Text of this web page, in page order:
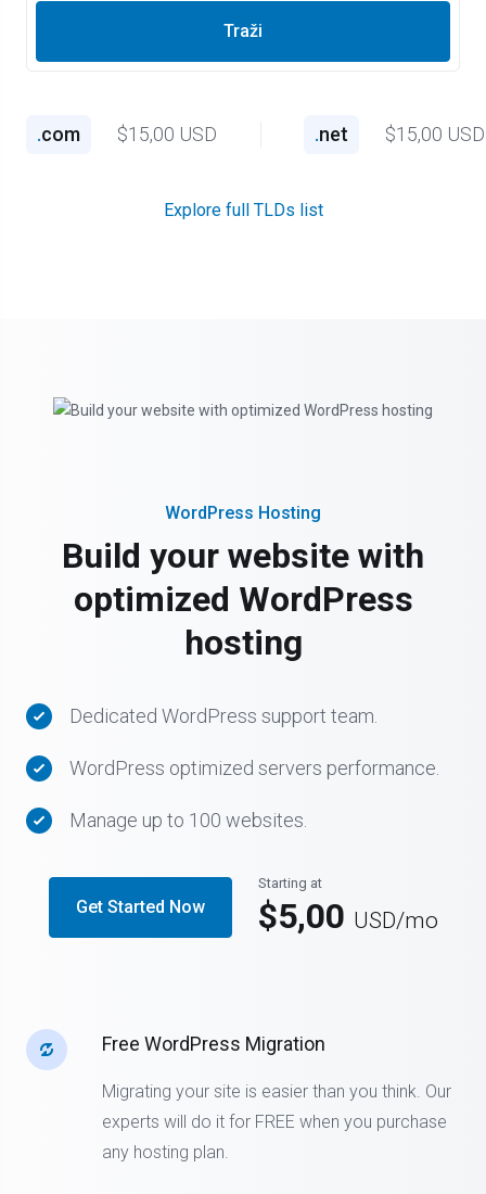
Traži
.com $15,00 USD .net $15,00 USD
Explore full TLDs list
WordPress Hosting
Build your website with
optimized WordPress
hosting
Dedicated WordPress support team.
WordPress optimized servers performance.
Manage up to 100 websites.
Get Started Now
Starting at
$5,00 USD/mo
Free WordPress Migration
Migrating your site is easier than you think. Our
experts will do it for FREE when you purchase
any hosting plan.